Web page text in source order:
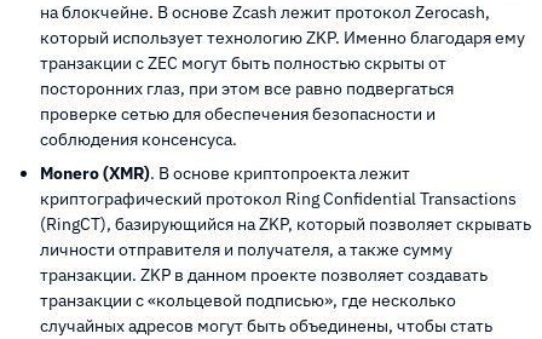
на блокчейне. В основе Zcash лежит протокол Zerocash,
который использует технологию ZKP. Именно благодаря ему
транзакции с ZEC могут быть полностью скрыты от
посторонних глаз, при этом все равно подвергаться
проверке сетью для обеспечения безопасности и
соблюдения консенсуса.
Monero (XMR). В основе криптопроекта лежит
криптографический протокол Ring Confidential Transactions
(RingCT), базирующийся на ZKP, который позволяет скрывать
личности отправителя и получателя, а также сумму
транзакции. ZKP в данном проекте позволяет создавать
транзакции с «кольцевой подписью», где несколько
случайных адресов могут быть объединены, чтобы стать